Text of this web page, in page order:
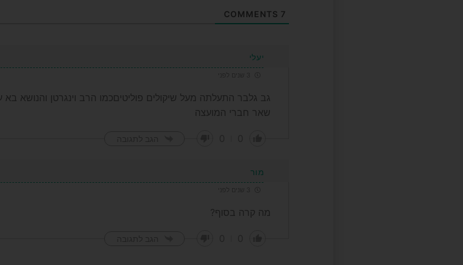
7
יעלי
גב גלבר התעלתה מעל שיקולים פוליטיםכמו הרב וינגרטן והנושא בא
שאר חברי המועצה
מור
מה קרה בסוף?